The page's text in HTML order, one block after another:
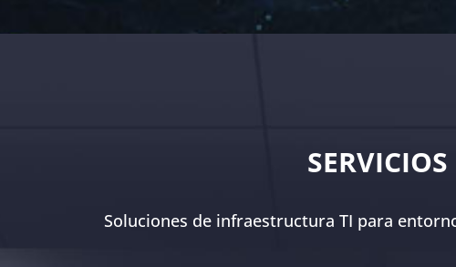
SERVICIOS
Soluciones de infraestructura TI para